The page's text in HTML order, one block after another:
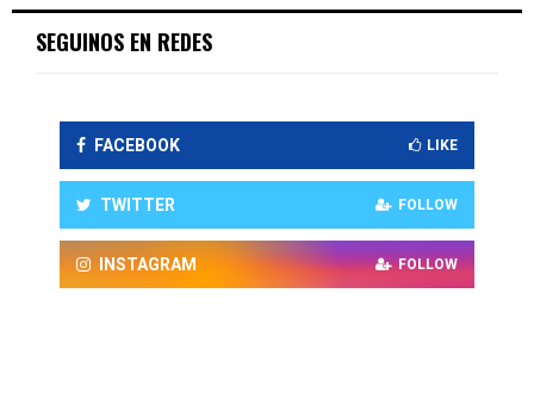
SEGUINOS EN REDES
FACEBOOK LIKE
TWITTER FOLLOW
INSTAGRAM FOLLOW